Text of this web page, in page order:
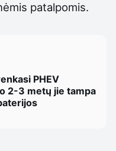
patalpomis.
PHEV
2-3 metų jie tampa